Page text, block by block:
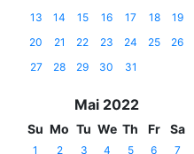
13
14 15 16 17 18
19
20
21 22 23 24 25
26
27
28 29 30 31
Mai 2022
Su Mo Tu We Th Fr Sa
1 2 3 4 5 6
7